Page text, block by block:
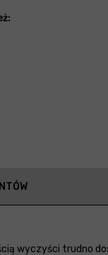
wyczyści trudno